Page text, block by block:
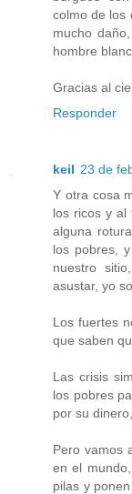
colmo de los
mucho
hombre
Gracias al
Responder
keil 23 de
Y otra cosa
los ricos y al
alguna
los pobres,
nuestro
asustar, yo
Los fuertes
que saben
Las crisis
los pobres
por su
Pero vamos
en el
pilas y